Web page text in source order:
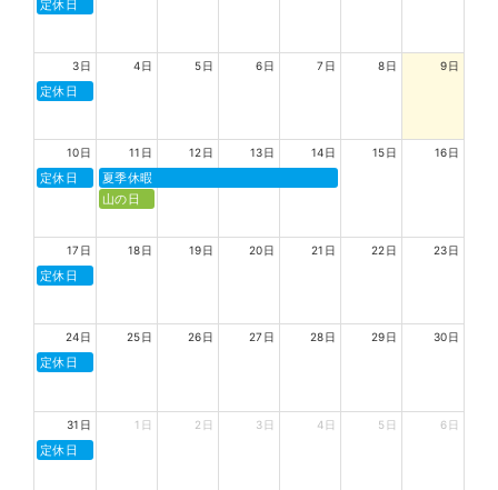
定休日
3日
定休日
4日 5日 6日 7日 8日 9日
10日
定休日
11日
夏季休暇
山の日
12日 13日 14日 15日 16日
17日
定休日
18日 19日 20日 21日 22日 23日
24日
定休日
25日 26日 27日 28日 29日 30日
31日
定休日
1日 2日 3日 4日 5日 6日